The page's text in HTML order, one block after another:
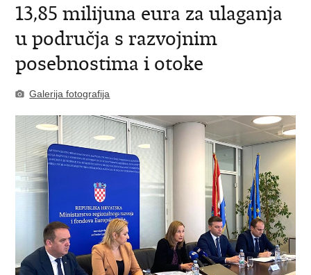
13,85 milijuna eura za ulaganja
u područja s razvojnim
posebnostima i otoke
Galerija fotografija